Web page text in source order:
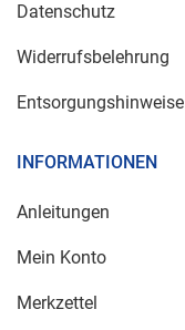
Datenschutz
Widerrufsbelehrung
Entsorgungshinweise
INFORMATIONEN
Anleitungen
Mein Konto
Merkzettel